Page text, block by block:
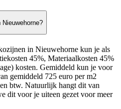
in Nieuwehorne kun je als
45%, Materiaalkosten 45%
kosten. Gemiddeld kun je voor
gemiddeld 725 euro per m2
btw. Natuurlijk hangt dit van
dit voor je uiteen gezet voor meer